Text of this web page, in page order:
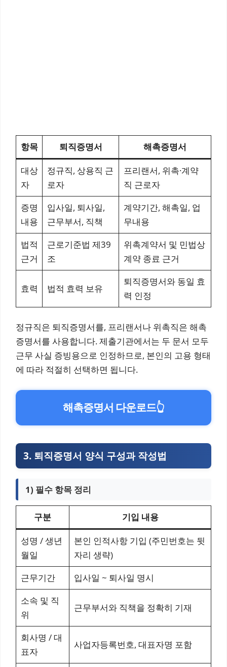
항목 퇴직증명서 해촉증명서
대상
자
정규직, 상용직 근
로자
프리랜서, 위촉·계약
직 근로자
증명
내용
입사일, 퇴사일,
근무부서, 직책
계약기간, 해촉일, 업
무내용
법적
근거
근로기준법 제39
조
위촉계약서 및 민법상
계약 종료 근거
효력 법적 효력 보유
퇴직증명서와 동일 효
력 인정
정규직은 퇴직증명서를, 프리랜서나 위촉직은 해촉
증명서를 사용합니다. 제출기관에서는 두 문서 모두
근무 사실 증빙용으로 인정하므로, 본인의 고용 형태
에 따라 적절히 선택하면 됩니다.
해촉증명서 다운로드👆
3. 퇴직증명서 양식 구성과 작성법
1) 필수 항목 정리
구분 기입 내용
성명 / 생년
월일
본인 인적사항 기입 (주민번호는 뒷
자리 생략)
근무기간
입사일 ~ 퇴사일 명시
소속 및 직
위
근무부서와 직책을 정확히 기재
회사명 / 대
표자
사업자등록번호, 대표자명 포함